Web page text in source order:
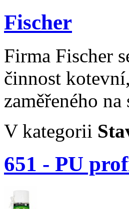
Fischer
Firma Fischer
činnost
zaměřeného
V kategorii
651 - PU